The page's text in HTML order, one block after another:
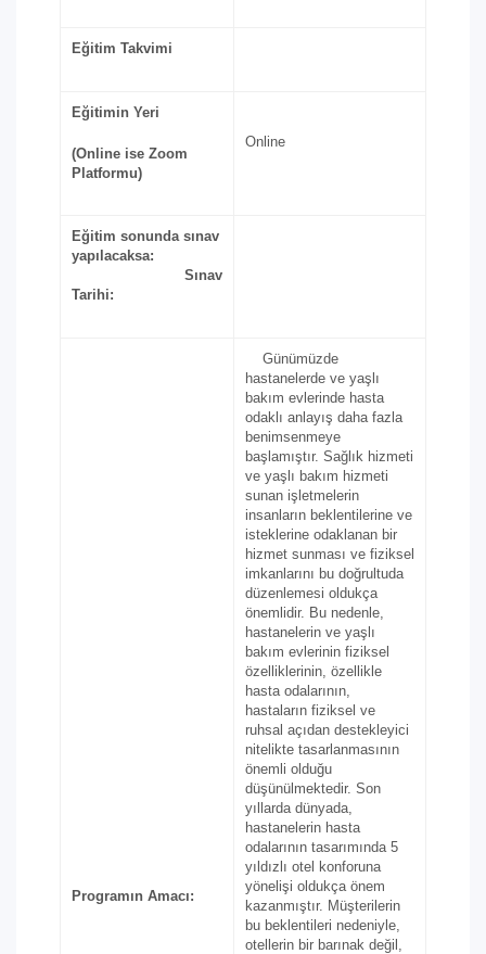
Eğitim Takvimi
Eğitimin Yeri
(Online ise Zoom
Platformu)
Online
Eğitim sonunda sınav
yapılacaksa:
Sınav
Tarihi:
Programın Amacı:
Günümüzde
hastanelerde ve yaşlı
bakım evlerinde hasta
odaklı anlayış daha fazla
benimsenmeye
başlamıştır. Sağlık hizmeti
ve yaşlı bakım hizmeti
sunan işletmelerin
insanların beklentilerine ve
isteklerine odaklanan bir
hizmet sunması ve fiziksel
imkanlarını bu doğrultuda
düzenlemesi oldukça
önemlidir. Bu nedenle,
hastanelerin ve yaşlı
bakım evlerinin fiziksel
özelliklerinin, özellikle
hasta odalarının,
hastaların fiziksel ve
ruhsal açıdan destekleyici
nitelikte tasarlanmasının
önemli olduğu
düşünülmektedir. Son
yıllarda dünyada,
hastanelerin hasta
odalarının tasarımında 5
yıldızlı otel konforuna
yönelişi oldukça önem
kazanmıştır. Müşterilerin
bu beklentileri nedeniyle,
otellerin bir barınak değil,